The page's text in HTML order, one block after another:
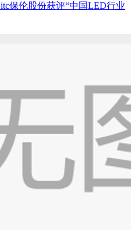
保伦股份获评“中国LED行业